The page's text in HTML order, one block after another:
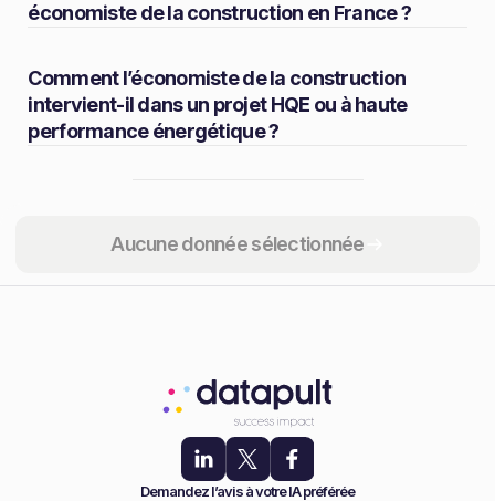
Aucune donnée sélectionnée
économiste de la construction en France ?
Comment l’économiste de la construction
intervient-il dans un projet HQE ou à haute
performance énergétique ?
Partager
Demandez l’avis à votre IA préférée